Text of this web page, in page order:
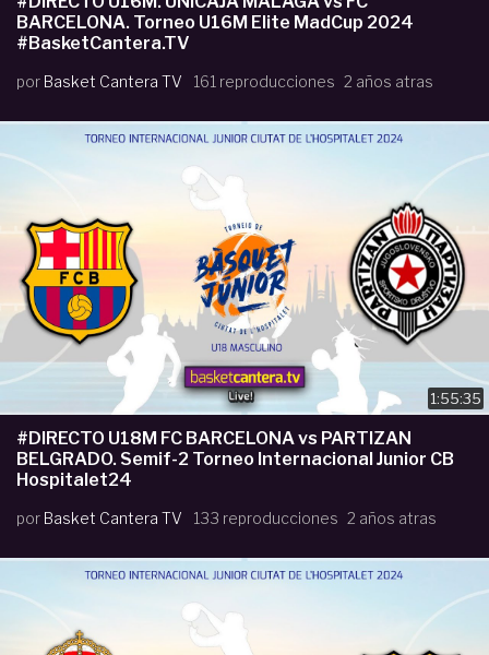
BARCELONA. Torneo U16M Elite MadCup 2024
#BasketCantera.TV
por Basket Cantera TV 161 reproducciones 2 años atras
1:55:35
#DIRECTO U18M FC BARCELONA vs PARTIZAN
BELGRADO. Semif-2 Torneo Internacional Junior CB
Hospitalet24
por Basket Cantera TV 133 reproducciones 2 años atras